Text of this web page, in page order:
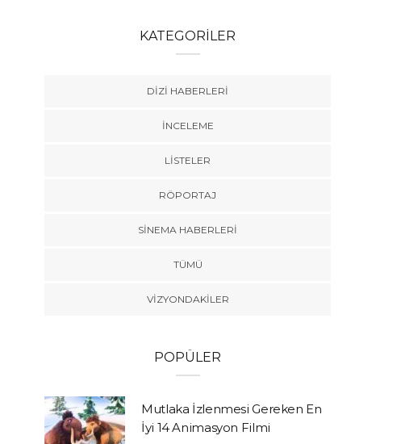
KATEGORILER
DIZI HABERLERI
İNCELEME
LISTELER
RÖPORTAJ
SINEMA HABERLERI
TÜMÜ
VIZYONDAKILER
POPÜLER
Mutlaka İzlenmesi Gereken En
İyi 14 Animasyon Filmi